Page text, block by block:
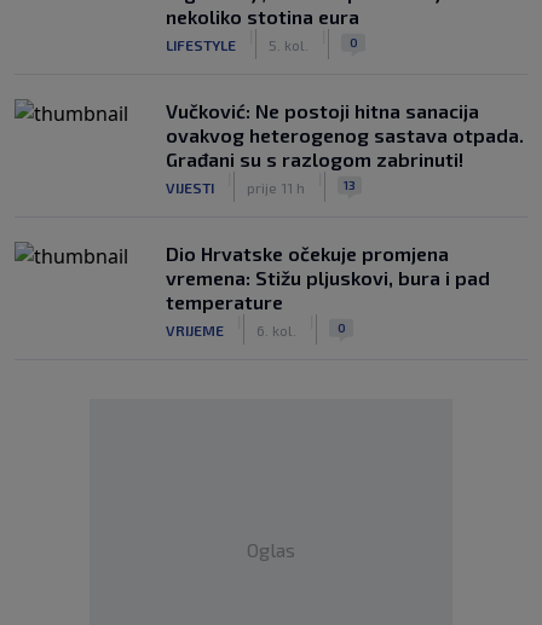
nekoliko stotina eura
LIFESTYLE 5. kol. 0
Vučković: Ne postoji hitna sanacija
ovakvog heterogenog sastava otpada.
Građani su s razlogom zabrinuti!
VIJESTI prije 11 h 13
Dio Hrvatske očekuje promjena
vremena: Stižu pljuskovi, bura i pad
temperature
VRIJEME 6. kol. 0
Oglas